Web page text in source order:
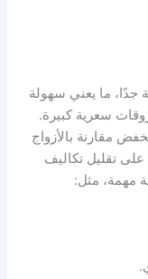
ما يعني سهولة
سعرية كبيرة.
مقارنة بالأزواج
على تقليل تكاليف
مهمة، مثل: